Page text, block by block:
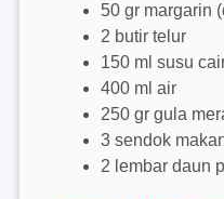
50 gr margarin
2 butir telur
150 ml susu
400 ml air
250 gr gula
3 sendok
2 lembar daun